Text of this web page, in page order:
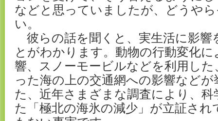
などと思っていましたが、どうや
い。
彼らの話を聞くと、実生活に影響
とがわかります。動物の行動変化
響、スノーモービルなどを利用し
った海の上の交通網への影響など
た、近年さまざまな調査により、
た「極北の海氷の減少」が立証さ